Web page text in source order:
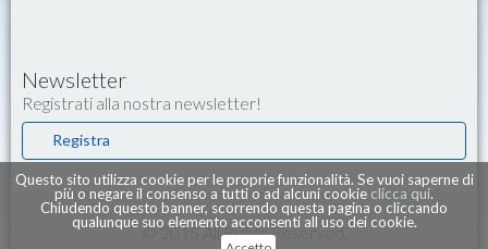
Questo sito utilizza cookie per le proprie funzionalità. Se vuoi saperne di
più o negare il consenso a tutti o ad alcuni cookie clicca qui.
Chiudendo questo banner, scorrendo questa pagina o cliccando
qualunque suo elemento acconsenti all uso dei cookie.
Newsletter
Registrati alla nostra newsletter!
Registra
© 2015 All Rights Reserved.